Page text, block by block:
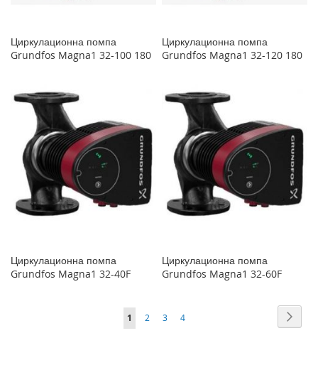
Циркулационна помпа
Grundfos Magna1 32-100 180
Циркулационна помпа
Grundfos Magna1 32-120 180
Циркулационна помпа
Grundfos Magna1 32-40F
Циркулационна помпа
Grundfos Magna1 32-60F
В1 Страница
2 Страница
3 Страница
4